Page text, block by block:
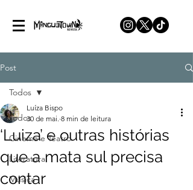
Post
Todos
Cinema e Teatro
Literatura
Música
Todos
‘Luiza’ e outras histórias
que a mata sul precisa
contar
Luíza Bispo
30 de mai. 8 min de leitura